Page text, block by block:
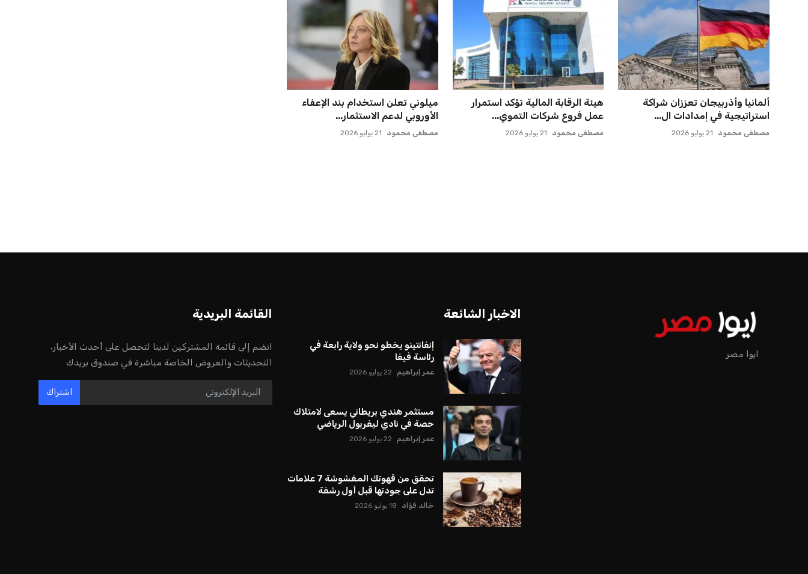
ألمانيا وأذربيجان تعززان شراكة
استراتيجية في إمدادات ال...
مصطفى محمود 21 يوليو 2026
هيئة الرقابة المالية تؤكد استمرار
عمل فروع شركات التموي...
مصطفى محمود 21 يوليو 2026
ميلوني تعلن استخدام بند الإعفاء
الأوروبي لدعم الاستثمار...
مصطفى محمود 21 يوليو 2026
إنفانتينو يخطو نحو ولاية رابعة في رئاسة فيفا
عمر إبراهيم
عمر إبراهيم 22 يوليو 2026
مستثمر هندي بريطاني يسعى لامتلاك
حصة في نادي ليفربول الرياضي